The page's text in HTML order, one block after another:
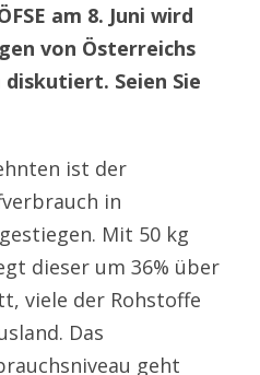
am 8. Juni wird
von Österreichs
diskutiert. Seien Sie
ist der
in
Mit 50 kg
dieser um 36% über
viele der Rohstoffe
Das
geht